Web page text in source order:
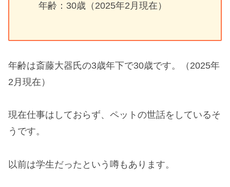
年齢：30歳（2025年2月現在）
年齢は斎藤大器氏の3歳年下で30歳です。（2025年
2月現在）
現在仕事はしておらず、ペットの世話をしているそ
うです。
以前は学生だったという噂もあります。